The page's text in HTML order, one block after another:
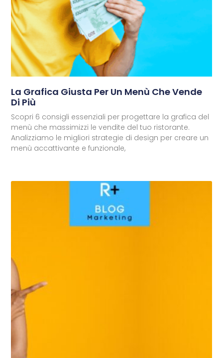
La Grafica Giusta Per Un Menù Che Vende
Di Più
Scopri 6 consigli essenziali per progettare la grafica del
menù che massimizzi le vendite del tuo ristorante.
Analizziamo le migliori strategie di design per creare un
menù accattivante e funzionale,